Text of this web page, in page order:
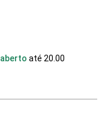
aberto até 20.00